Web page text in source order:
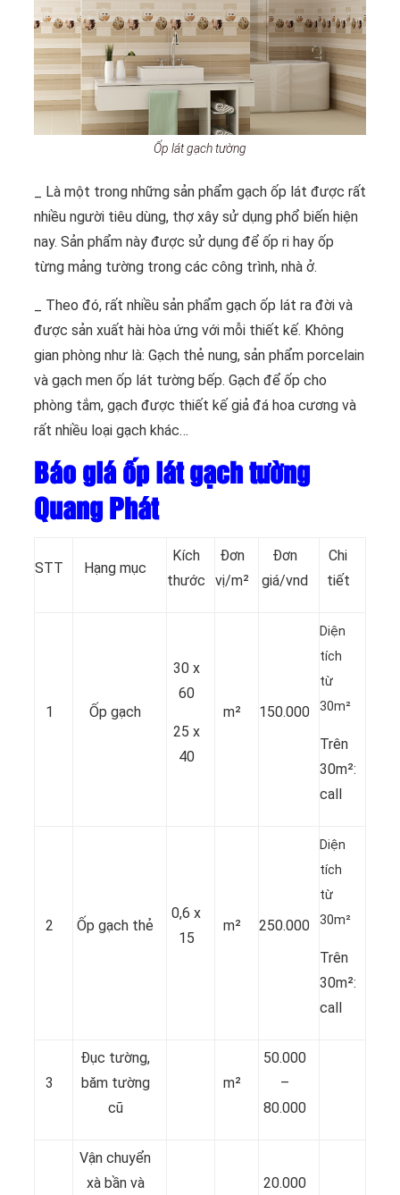
Ốp lát gạch tường
_ Là một trong những sản phẩm gạch ốp lát được rất
nhiều người tiêu dùng, thợ xây sử dụng phổ biến hiện
nay. Sản phẩm này được sử dụng để ốp ri hay ốp
từng mảng tường trong các công trình, nhà ở.
_ Theo đó, rất nhiều sản phẩm gạch ốp lát ra đời và
được sản xuất hài hòa ứng với mỗi thiết kế. Không
gian phòng như là: Gạch thẻ nung, sản phẩm porcelain
và gạch men ốp lát tường bếp. Gạch để ốp cho
phòng tắm, gạch được thiết kế giả đá hoa cương và
rất nhiều loại gạch khác…
Báo giá ốp lát gạch tường
Quang Phát
STT Hạng mục
Kích
thước
Đơn
vị/m²
Đơn
giá/vnd
Chi
tiết
1 Ốp gạch
30 x
60
25 x
40
m² 150.000
Diện
tích
từ
30m²
Trên
30m²:
call
2 Ốp gạch thẻ
0,6 x
15
m² 250.000
Diện
tích
từ
30m²
Trên
30m²:
call
3
Đục tường,
băm tường
cũ
m²
50.000
–
80.000
Vận chuyển
xà bần và
20.000